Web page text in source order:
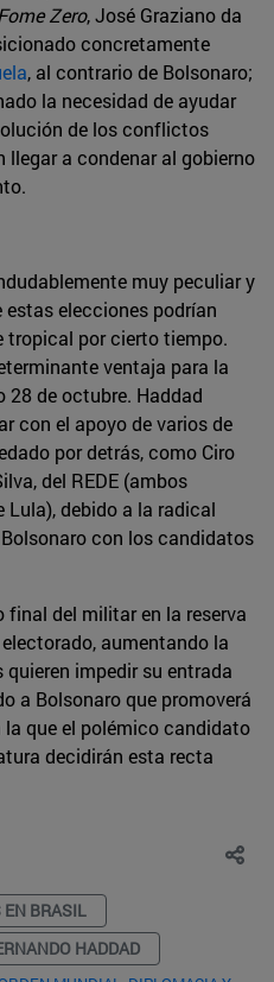
Zero, José Graziano da
concretamente
, al contrario de Bolsonaro;
la necesidad de ayudar
de los conflictos
llegar a condenar al gobierno
muy peculiar y
elecciones podrían
tropical por cierto tiempo.
ventaja para la
28 de octubre. Haddad
con el apoyo de varios de
por detrás, como Ciro
del REDE (ambos
Lula), debido a la radical
con los candidatos
del militar en la reserva
aumentando la
impedir su entrada
a Bolsonaro que promoverá
la que el polémico candidato
decidirán esta recta
EN BRASIL
HADDAD